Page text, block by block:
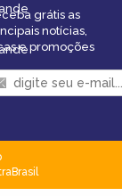
grátis as
notícias,
e promoções